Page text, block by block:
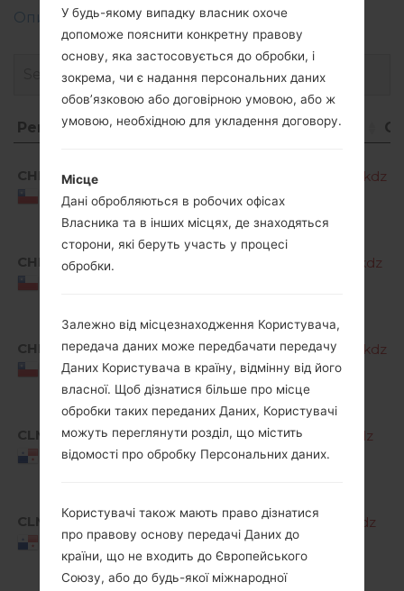
Описання регіонів прошивок телефонів LG
Регіон Назва файлу
CHL
Chile
K220F10b_00_OPEN_SCA_OP_0623.kdz
CHL
K220F10c_00_OPEN_SCA_OP_1220.kdz
CHL
Chile
K220F10d_00_OPEN_SCA_OP_0228.kdz
CLM
Panama
K220F10a_01_CLR_COM_OP_0620.kdz
CLM
Panama
K220F10a_02_CLR_COM_OP_0228.kdz
У будь-якому випадку власник охоче
допоможе пояснити конкретну правову
основу, яка застосовується до обробки, і
зокрема, чи є надання персональних даних
обов’язковою або договірною умовою, або ж
умовою, необхідною для укладення договору.
Місце
Дані обробляються в робочих офісах
Власника та в інших місцях, де знаходяться
сторони, які беруть участь у процесі
обробки.
Залежно від місцезнаходження Користувача,
передача даних може передбачати передачу
Даних Користувача в країну, відмінну від його
власної. Щоб дізнатися більше про місце
обробки таких переданих Даних, Користувачі
можуть переглянути розділ, що містить
відомості про обробку Персональних даних.
Користувачі також мають право дізнатися
про правову основу передачі Даних до
країни, що не входить до Європейського
Союзу, або до будь-якої міжнародної